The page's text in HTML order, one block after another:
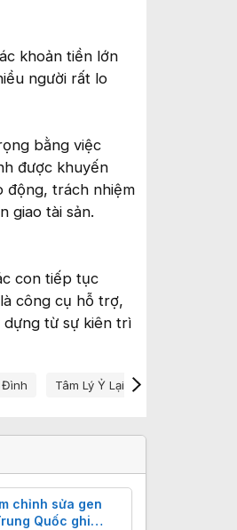
khoản tiền lớn
người rất lo
bằng việc
được khuyến
động, trách nhiệm
giao tài sản.
con tiếp tục
công cụ hỗ trợ,
dựng từ sự kiên trì
Đình Tâm Lý Ỷ Lại
chỉnh sửa gen
Quốc ghi